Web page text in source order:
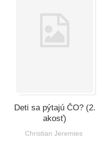
Deti sa pýtajú ČO? (2.
akosť)
Christian Jeremies